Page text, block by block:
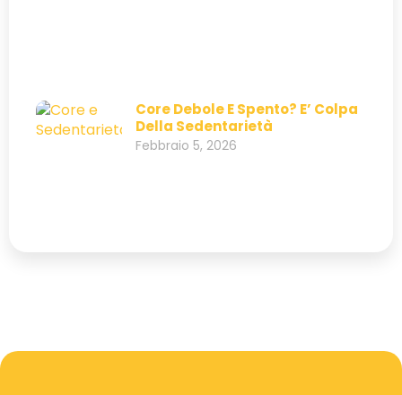
Core Debole E Spento? E’ Colpa
Della Sedentarietà
Febbraio 5, 2026